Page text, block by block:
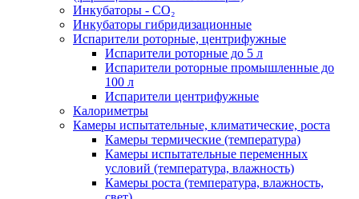
Инкубаторы - CO₂
Инкубаторы гибридизационные
Испарители роторные, центрифужные
Испарители роторные до 5 л
Испарители роторные промышленные до
100 л
Испарители центрифужные
Калориметры
Камеры испытательные, климатические, роста
Камеры термические (температура)
Камеры испытательные переменных
условий (температура, влажность)
Камеры роста (температура, влажность,